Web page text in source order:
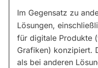
Im Gegensatz zu
Lösungen,
für digitale Produkte
Grafiken) konzipiert.
als bei anderen